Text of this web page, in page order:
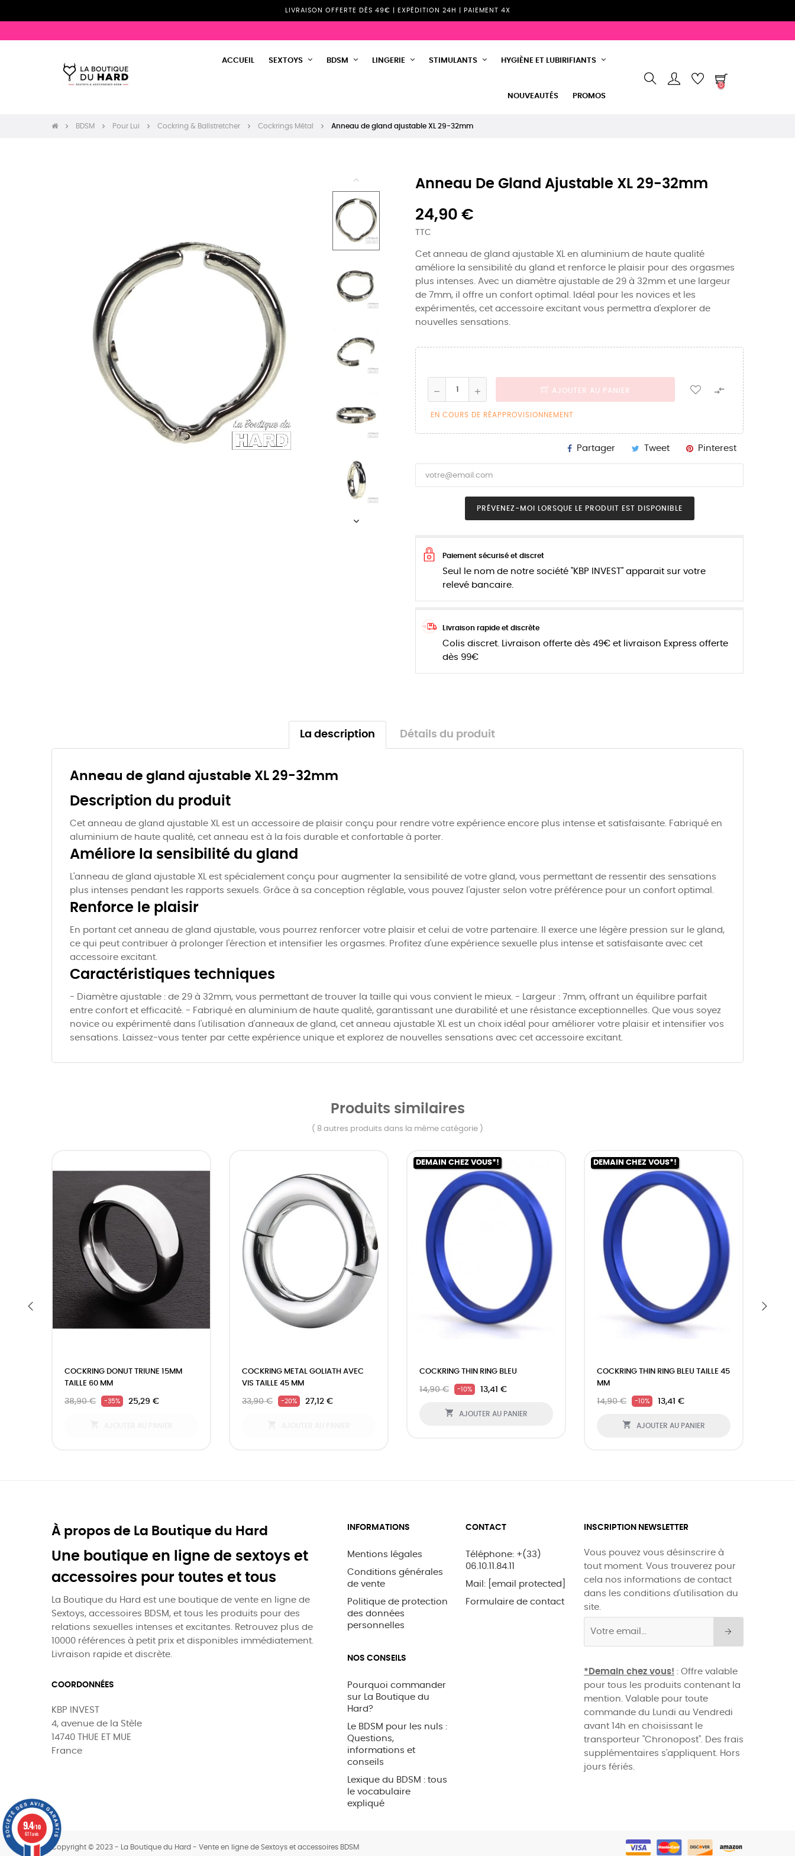
LIVRAISON OFFERTE DÈS 49€ | EXPÉDITION 24H | PAIEMENT 4X
ACCUEIL SEXTOYS BDSM LINGERIE STIMULANTS HYGIÈNE ET LUBIRIFIANTS
NOUVEAUTÉS PROMOS
0
BDSM Pour Lui Cockring & Ballstretcher Cockrings Métal Anneau de gland ajustable XL 29-32mm
Anneau De Gland Ajustable XL 29-32mm
24,90 €
TTC
Cet anneau de gland ajustable XL en aluminium de haute qualité
améliore la sensibilité du gland et renforce le plaisir pour des orgasmes
plus intenses. Avec un diamètre ajustable de 29 à 32mm et une largeur
de 7mm, il offre un confort optimal. Idéal pour les novices et les
expérimentés, cet accessoire excitant vous permettra d'explorer de
nouvelles sensations.
AJOUTER AU PANIER 
EN COURS DE RÉAPPROVISIONNEMENT
Partager Tweet Pinterest
PRÉVENEZ-MOI LORSQUE LE PRODUIT EST DISPONIBLE
Paiement sécurisé et discret
Seul le nom de notre société "KBP INVEST" apparait sur votre
relevé bancaire.
Livraison rapide et discrète
Colis discret. Livraison offerte dès 49€ et livraison Express offerte
dès 99€
La description Détails du produit
Anneau de gland ajustable XL 29-32mm
Description du produit
Cet anneau de gland ajustable XL est un accessoire de plaisir conçu pour rendre votre expérience encore plus intense et satisfaisante. Fabriqué en
aluminium de haute qualité, cet anneau est à la fois durable et confortable à porter.
Améliore la sensibilité du gland
L'anneau de gland ajustable XL est spécialement conçu pour augmenter la sensibilité de votre gland, vous permettant de ressentir des sensations
plus intenses pendant les rapports sexuels. Grâce à sa conception réglable, vous pouvez l'ajuster selon votre préférence pour un confort optimal.
Renforce le plaisir
En portant cet anneau de gland ajustable, vous pourrez renforcer votre plaisir et celui de votre partenaire. Il exerce une légère pression sur le gland,
ce qui peut contribuer à prolonger l'érection et intensifier les orgasmes. Profitez d'une expérience sexuelle plus intense et satisfaisante avec cet
accessoire excitant.
Caractéristiques techniques
- Diamètre ajustable : de 29 à 32mm, vous permettant de trouver la taille qui vous convient le mieux. - Largeur : 7mm, offrant un équilibre parfait
entre confort et efficacité. - Fabriqué en aluminium de haute qualité, garantissant une durabilité et une résistance exceptionnelles. Que vous soyez
novice ou expérimenté dans l'utilisation d'anneaux de gland, cet anneau ajustable XL est un choix idéal pour améliorer votre plaisir et intensifier vos
sensations. Laissez-vous tenter par cette expérience unique et explorez de nouvelles sensations avec cet accessoire excitant.
Produits similaires
( 8 autres produits dans la même catégorie )
COCKRING DONUT TRIUNE 15MM
TAILLE 60 MM
38,90 € -35% 25,29 €
COCKRING METAL GOLIATH AVEC
VIS TAILLE 45 MM
33,90 € -20% 27,12 €
DEMAIN CHEZ VOUS*!
COCKRING THIN RING BLEU
14,90 € -10% 13,41 €
 AJOUTER AU PANIER
DEMAIN CHEZ VOUS*!
COCKRING THIN RING BLEU TAILLE 45
MM
14,90 € -10% 13,41 €
 AJOUTER AU PANIER
À propos de La Boutique du Hard
Une boutique en ligne de sextoys et
accessoires pour toutes et tous
La Boutique du Hard est une boutique de vente en ligne de
Sextoys, accessoires BDSM, et tous les produits pour des
relations sexuelles intenses et excitantes. Retrouvez plus de
10000 références à petit prix et disponibles immédiatement.
Livraison rapide et discrète.
COORDONNÉES
KBP INVEST
4, avenue de la Stèle
14740 THUE ET MUE
France
INFORMATIONS
Mentions légales
Conditions générales
de vente
Politique de protection
des données
personnelles
NOS CONSEILS
Pourquoi commander
sur La Boutique du
Hard?
Le BDSM pour les nuls :
Questions,
informations et
conseils
Lexique du BDSM : tous
le vocabulaire
expliqué
CONTACT
Téléphone: +(33)
06.10.11.84.11
Mail:
[email protected]
Formulaire de contact
INSCRIPTION NEWSLETTER
Vous pouvez vous désinscrire à
tout moment. Vous trouverez pour
cela nos informations de contact
dans les conditions d'utilisation du
site.
*Demain chez vous! : Offre valable
pour tous les produits contenant la
mention. Valable pour toute
commande du Lundi au Vendredi
avant 14h en choisissant le
transporteur "Chronopost". Des frais
supplémentaires s'appliquent. Hors
jours fériés.
Copyright © 2023 - La Boutique du Hard - Vente en ligne de Sextoys et accessoires BDSM
0
9.4/10
611 avis